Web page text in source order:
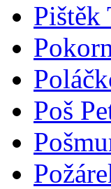
Pištěk
Poš